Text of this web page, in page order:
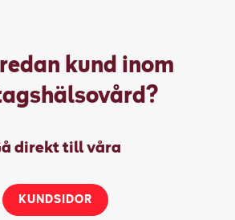
kund inom
direkt till våra
KUNDSIDOR